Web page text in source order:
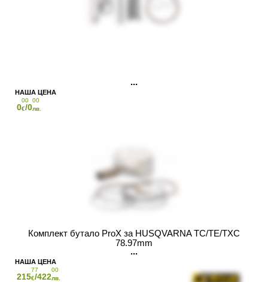
0
00
€/0
00
лв.
Комплект бутало ProX за HUSQVARNA TC/TE/TXC
78.97mm
215
77
€/422
00
лв.